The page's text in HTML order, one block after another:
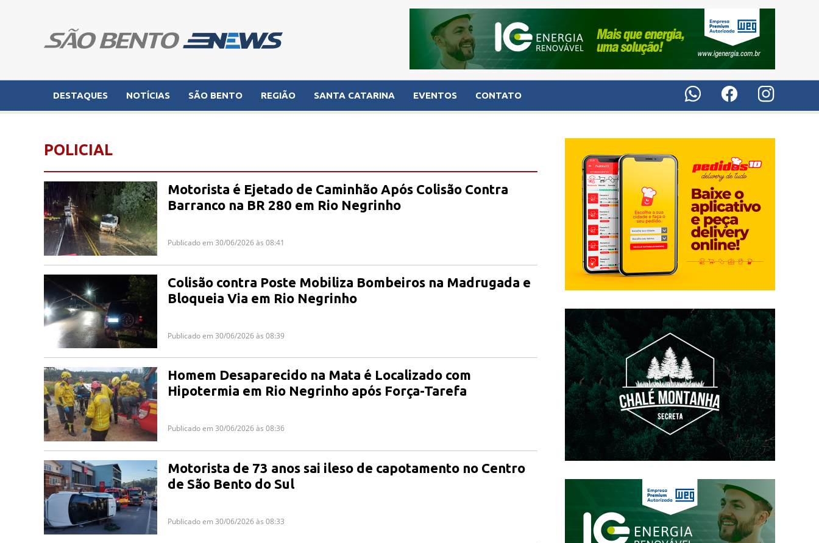
DESTAQUES NOTÍCIAS SÃO BENTO REGIÃO SANTA CATARINA EVENTOS CONTATO
POLICIAL
Motorista é Ejetado de Caminhão Após Colisão Contra
Barranco na BR 280 em Rio Negrinho
Publicado em 30/06/2026 às 08:41
Colisão contra Poste Mobiliza Bombeiros na Madrugada e
Bloqueia Via em Rio Negrinho
Publicado em 30/06/2026 às 08:39
Homem Desaparecido na Mata é Localizado com
Hipotermia em Rio Negrinho após Força-Tarefa
Publicado em 30/06/2026 às 08:36
Motorista de 73 anos sai ileso de capotamento no Centro
de São Bento do Sul
Publicado em 30/06/2026 às 08:33